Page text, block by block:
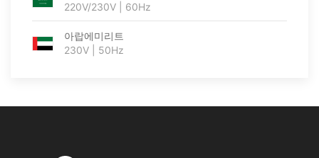
220V/230V | 60Hz
아랍에미리트
230V | 50Hz